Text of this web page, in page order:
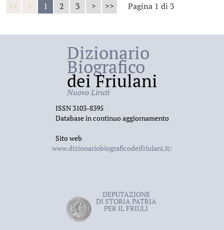
<< < 1 2 3 > >> Pagina 1 di 3
Dizionario
Biografico
dei Friulani
Nuovo Liruti
ISSN 3103-8395
Database in continuo aggiornamento
Sito web
www.dizionariobiograficodeifriulani.it/
DEPUTAZIONE
DI STORIA PATRIA
PER IL FRIULI